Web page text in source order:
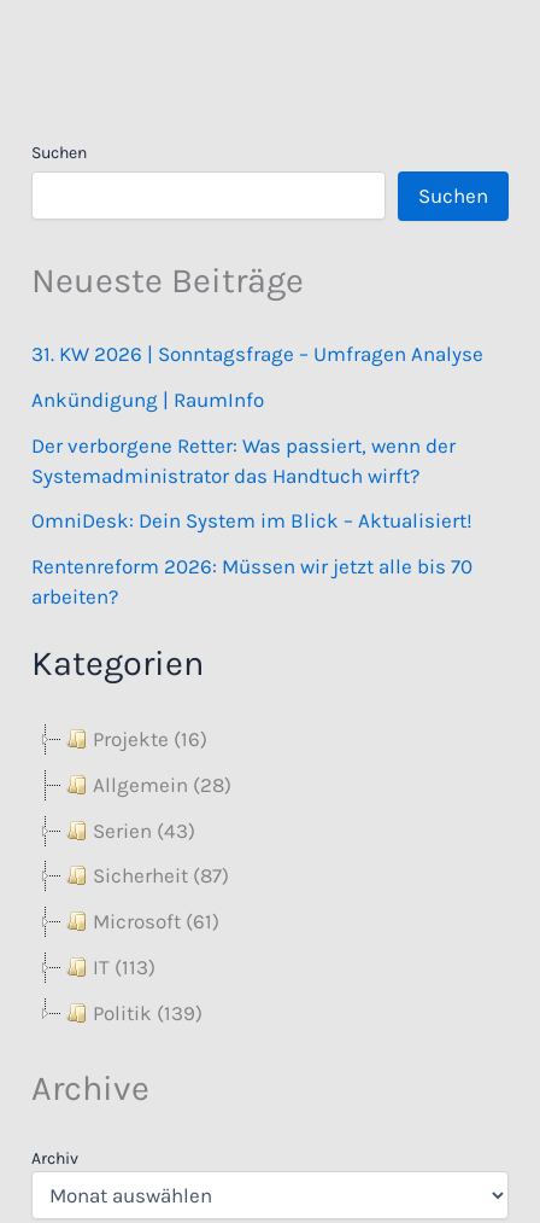
Suchen
Suchen
Neueste Beiträge
31. KW 2026 | Sonntagsfrage – Umfragen Analyse
Ankündigung | RaumInfo
Der verborgene Retter: Was passiert, wenn der
Systemadministrator das Handtuch wirft?
OmniDesk: Dein System im Blick – Aktualisiert!
Rentenreform 2026: Müssen wir jetzt alle bis 70
arbeiten?
Kategorien
Projekte (16)
Allgemein (28)
Serien (43)
Sicherheit (87)
Microsoft (61)
IT (113)
Politik (139)
Archive
Archiv